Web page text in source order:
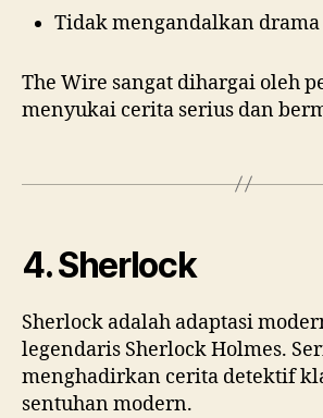
Tidak mengandalkan
The Wire sangat dihargai oleh
menyukai cerita serius dan
4. Sherlock
Sherlock adalah adaptasi
legendaris Sherlock Holmes.
menghadirkan cerita detektif
sentuhan modern.